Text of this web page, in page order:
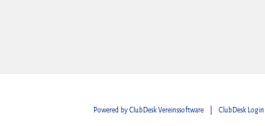
Powered by ClubDesk Vereinssoftware| ClubDesk Login